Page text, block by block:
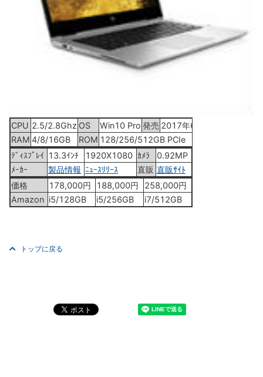
CPU 2.5/2.8Ghz OS Win10 Pro 発売 2017年6月
RAM 4/8/16GB ROM 128/256/512GB PCIe
ﾃﾞｨｽﾌﾟﾚｲ 13.3ｲﾝﾁ 1920X1080 ｶﾒﾗ
0.92MP
ﾒｰｶｰ
製品情報 ﾆｭｰｽﾘﾘｰｽ 直販 直販ｻｲﾄ
価格
178,000円 188,000円
258,000円
Amazon i5/128GB i5/256GB i7/512GB
トップに戻る